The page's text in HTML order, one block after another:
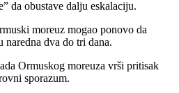
da obustave dalju eskalaciju.
moreuz mogao ponovo da
naredna dva do tri dana.
Ormuskog moreuza vrši pritisak
sporazum.